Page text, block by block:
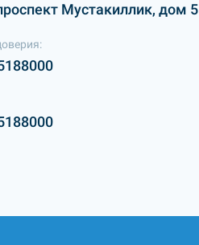
Мустакиллик, дом 5